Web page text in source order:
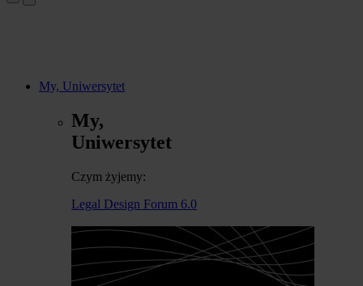
My, Uniwersytet
My,
Uniwersytet
Czym żyjemy:
Legal Design Forum 6.0